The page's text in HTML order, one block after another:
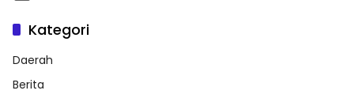
Kategori
Daerah
Berita